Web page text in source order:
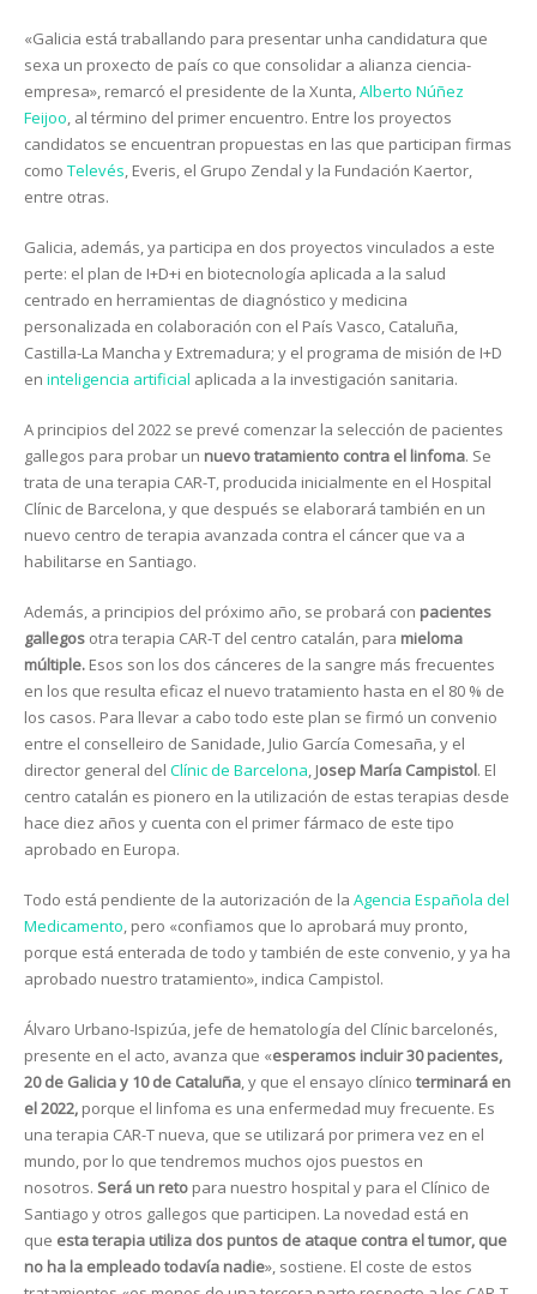
«Galicia está traballando para presentar unha candidatura que
sexa un proxecto de país co que consolidar a alianza ciencia-
empresa», remarcó el presidente de la Xunta,Alberto Núñez
Feijoo, al término del primer encuentro. Entre los proyectos
candidatos se encuentran propuestas en las que participan firmas
como Televés, Everis, el Grupo Zendal y la Fundación Kaertor,
entre otras.
Galicia, además, ya participa en dos proyectos vinculados a este
perte: el plan de I+D+i en biotecnología aplicada a la salud
centrado en herramientas de diagnóstico y medicina
personalizada en colaboración con el País Vasco, Cataluña,
Castilla-La Mancha y Extremadura; y el programa de misión de I+D
en inteligencia artificial aplicada a la investigación sanitaria.
A principios del 2022 se prevé comenzar la selección de pacientes
gallegos para probar un nuevo tratamiento contra el linfoma. Se
trata de una terapia CAR-T, producida inicialmente en el Hospital
Clínic de Barcelona, y que después se elaborará también en un
nuevo centro de terapia avanzada contra el cáncer que va a
habilitarse en Santiago.
Además, a principios del próximo año, se probará con pacientes
gallegos otra terapia CAR-T del centro catalán, para mieloma
múltiple. Esos son los dos cánceres de la sangre más frecuentes
en los que resulta eficaz el nuevo tratamiento hasta en el 80 % de
los casos. Para llevar a cabo todo este plan se firmó un convenio
entre el conselleiro de Sanidade, Julio García Comesaña, y el
director general del Clínic de Barcelona, Josep María Campistol. El
centro catalán es pionero en la utilización de estas terapias desde
hace diez años y cuenta con el primer fármaco de este tipo
aprobado en Europa.
Todo está pendiente de la autorización de la Agencia Española del
Medicamento, pero «confiamos que lo aprobará muy pronto,
porque está enterada de todo y también de este convenio, y ya ha
aprobado nuestro tratamiento», indica Campistol.
Álvaro Urbano-Ispizúa, jefe de hematología del Clínic barcelonés,
presente en el acto, avanza que «esperamos incluir 30 pacientes,
20 de Galicia y 10 de Cataluña, y que el ensayo clínico terminará en
el 2022, porque el linfoma es una enfermedad muy frecuente. Es
una terapia CAR-T nueva, que se utilizará por primera vez en el
mundo, por lo que tendremos muchos ojos puestos en
nosotros. Será un reto para nuestro hospital y para el Clínico de
Santiago y otros gallegos que participen. La novedad está en
que esta terapia utiliza dos puntos de ataque contra el tumor, que
no ha la empleado todavía nadie», sostiene. El coste de estos